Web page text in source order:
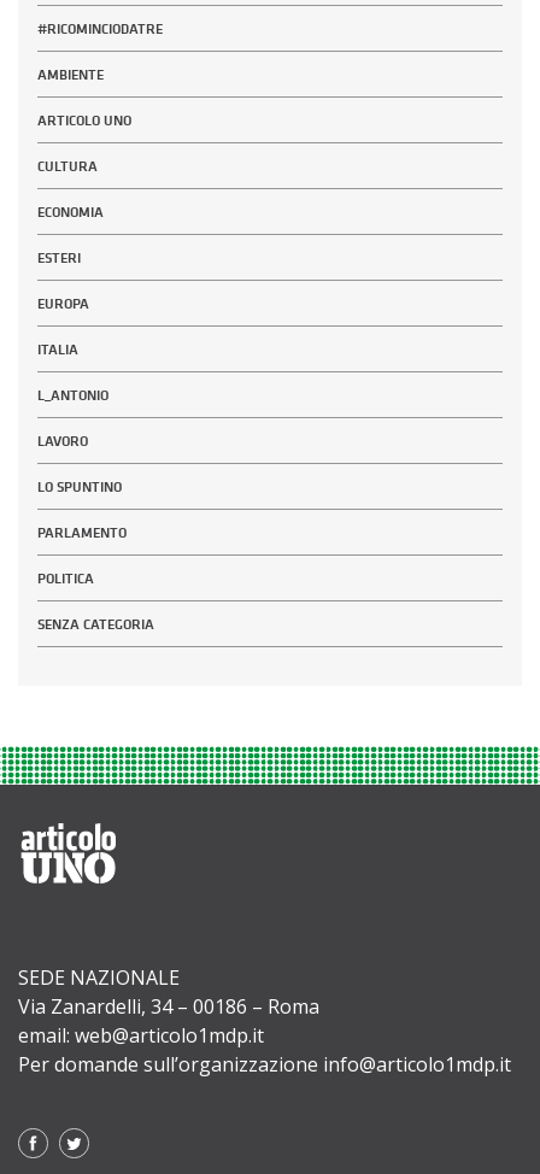
#RICOMINCIODATRE
AMBIENTE
ARTICOLO UNO
CULTURA
ECONOMIA
ESTERI
EUROPA
ITALIA
L_ANTONIO
LAVORO
LO SPUNTINO
PARLAMENTO
POLITICA
SENZA CATEGORIA
SEDE NAZIONALE
Via Zanardelli, 34 – 00186 – Roma
email: web@articolo1mdp.it
Per domande sull’organizzazione info@articolo1mdp.it